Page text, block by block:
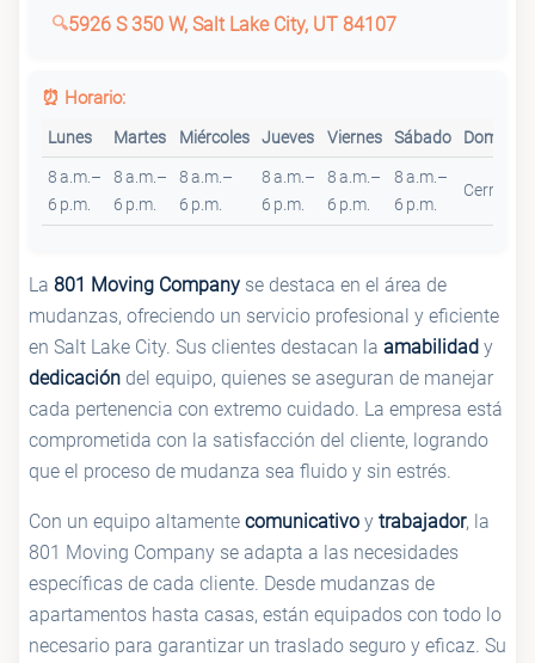
5926 S 350 W, Salt Lake City, UT 84107
⏰ Horario:
Lunes Martes Miércoles Jueves Viernes Sábado Domingo
8 a.m.–
6 p.m.
8 a.m.–
6 p.m.
8 a.m.–
6 p.m.
8 a.m.–
6 p.m.
8 a.m.–
6 p.m.
8 a.m.–
6 p.m.
Cerrado
La 801 Moving Company se destaca en el área de
mudanzas, ofreciendo un servicio profesional y eficiente
en Salt Lake City. Sus clientes destacan la amabilidad y
dedicación del equipo, quienes se aseguran de manejar
cada pertenencia con extremo cuidado. La empresa está
comprometida con la satisfacción del cliente, logrando
que el proceso de mudanza sea fluido y sin estrés.
Con un equipo altamente comunicativo y trabajador, la
801 Moving Company se adapta a las necesidades
específicas de cada cliente. Desde mudanzas de
apartamentos hasta casas, están equipados con todo lo
necesario para garantizar un traslado seguro y eficaz. Su